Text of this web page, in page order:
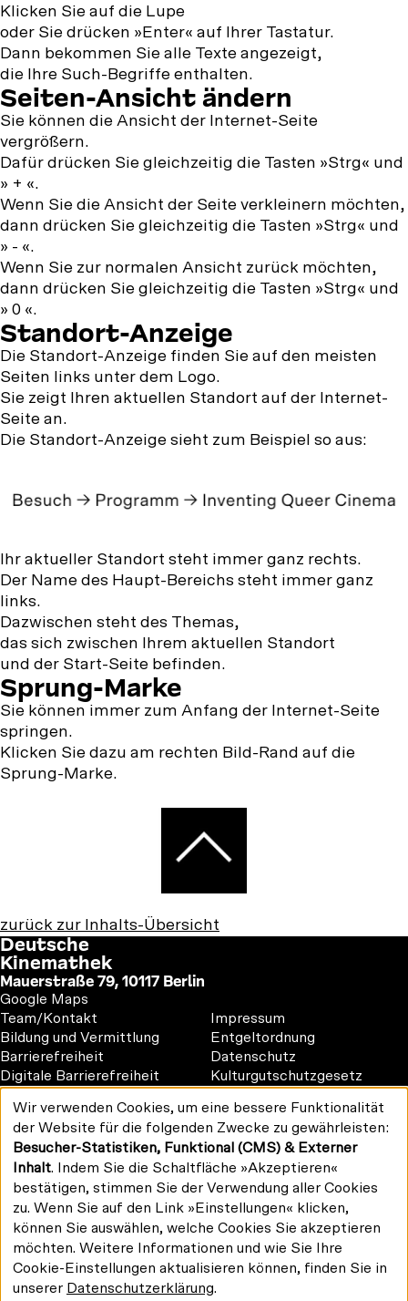
Klicken Sie auf die Lupe
oder Sie drücken »Enter« auf Ihrer Tastatur.
Dann bekommen Sie alle Texte angezeigt,
die Ihre Such-Begriffe enthalten.
Seiten-Ansicht ändern
Sie können die Ansicht der Internet-Seite
vergrößern.
Dafür drücken Sie gleichzeitig die Tasten »Strg« und
» + «.
Wenn Sie die Ansicht der Seite verkleinern möchten,
dann drücken Sie gleichzeitig die Tasten »Strg« und
» - «.
Wenn Sie zur normalen Ansicht zurück möchten,
dann drücken Sie gleichzeitig die Tasten »Strg« und
» 0 «.
Standort-Anzeige
Die Standort-Anzeige finden Sie auf den meisten
Seiten links unter dem Logo.
Sie zeigt Ihren aktuellen Standort auf der Internet-
Seite an.
Die Standort-Anzeige sieht zum Beispiel so aus:
Ihr aktueller Standort steht immer ganz rechts.
Der Name des Haupt-Bereichs steht immer ganz
links.
Dazwischen steht des Themas,
das sich zwischen Ihrem aktuellen Standort
und der Start-Seite befinden.
Sprung-Marke
Sie können immer zum Anfang der Internet-Seite
springen.
Klicken Sie dazu am rechten Bild-Rand auf die
Sprung-Marke.
zurück zur Inhalts-Übersicht
Deutsche
Kinemathek
Mauerstraße 79, 10117 Berlin
Google Maps
Footer
1
Team/Kontakt
Bildung und Vermittlung
Barrierefreiheit
Digitale Barrierefreiheit
Vermietung
Footer
2
Impressum
Entgeltordnung
Datenschutz
Kulturgutschutzgesetz
Newsletter
#kinemathek
Follow
us
on:
F
a
c
b
Y
o
u
T
I
n
s
m
Gefördert von:
Drucken/PDF
Verwendung
personenbezogener
Daten
und
Cookies
Wir verwenden Cookies, um eine bessere Funktionalität
der Website für die folgenden Zwecke zu gewährleisten:
Besucher-Statistiken, Funktional (CMS) & Externer
Inhalt. Indem Sie die Schaltfläche »Akzeptieren«
bestätigen, stimmen Sie der Verwendung aller Cookies
zu. Wenn Sie auf den Link »Einstellungen« klicken,
können Sie auswählen, welche Cookies Sie akzeptieren
möchten. Weitere Informationen und wie Sie Ihre
Cookie-Einstellungen aktualisieren können, finden Sie in
unserer Datenschutzerklärung.